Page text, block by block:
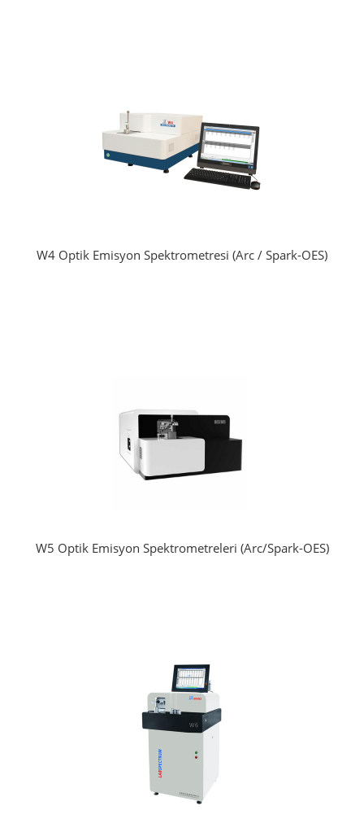
W4 Optik Emisyon Spektrometresi (Arc / Spark-OES)
W5 Optik Emisyon Spektrometreleri (Arc/Spark-OES)